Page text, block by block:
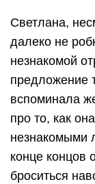
Светлана,
далеко не
незнакомой
предложение
вспоминала
про то, как
незнакомыми
конце концов
броситься